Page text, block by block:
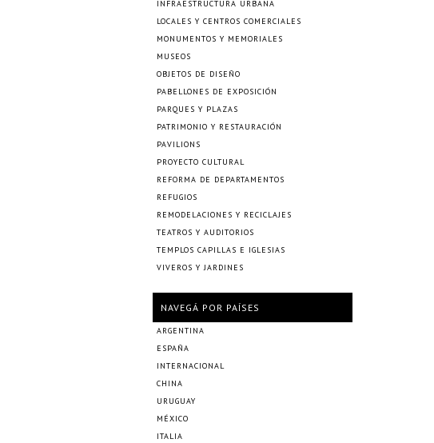
INFRAESTRUCTURA URBANA
LOCALES Y CENTROS COMERCIALES
MONUMENTOS Y MEMORIALES
MUSEOS
OBJETOS DE DISEÑO
PABELLONES DE EXPOSICIÓN
PARQUES Y PLAZAS
PATRIMONIO Y RESTAURACIÓN
PAVILIONS
PROYECTO CULTURAL
REFORMA DE DEPARTAMENTOS
REFUGIOS
REMODELACIONES Y RECICLAJES
TEATROS Y AUDITORIOS
TEMPLOS CAPILLAS E IGLESIAS
VIVEROS Y JARDINES
NAVEGÁ POR PAÍSES
ARGENTINA
ESPAÑA
INTERNACIONAL
CHINA
URUGUAY
MÉXICO
ITALIA